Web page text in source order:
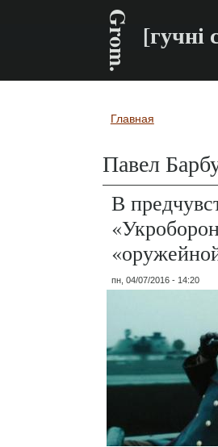
Grom. [гучні
Вы здесь
Главная
Павел
В
пн, 04/07/2016 - 14:20